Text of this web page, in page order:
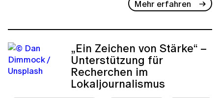
Mehr erfahren
„Ein Zeichen von Stärke“ –
Unterstützung für
Recherchen im
Lokaljournalismus